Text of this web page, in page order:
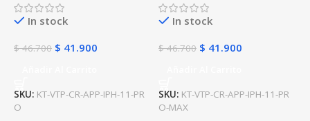
In stock
$46.700 $ 41.900
SKU: KT-VTP-CR-APP-IPH-11-PR
O
In stock
$46.700 $ 41.900
SKU: KT-VTP-CR-APP-IPH-11-PR
O-MAX